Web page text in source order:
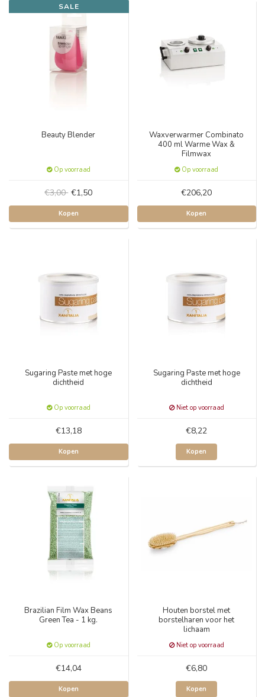
SALE
Beauty Blender
Op voorraad
€3,00 €1,50
Kopen
Waxverwarmer Combinato
400 ml Warme Wax &
Filmwax
Op voorraad
€206,20
Kopen
Sugaring Paste met hoge
dichtheid
Op voorraad
€13,18
Kopen
Sugaring Paste met hoge
dichtheid
Niet op voorraad
€8,22
Kopen
Brazilian Film Wax Beans
Green Tea - 1 kg.
Op voorraad
€14,04
Kopen
Houten borstel met
borstelharen voor het
lichaam
Niet op voorraad
€6,80
Kopen